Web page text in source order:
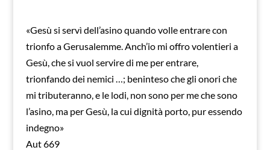
«Gesù si servì dell’asino quando volle entrare con
trionfo a Gerusalemme. Anch’io mi offro volentieri a
Gesù, che si vuol servire di me per entrare,
trionfando dei nemici …; beninteso che gli onori che
mi tributeranno, e le lodi, non sono per me che sono
l’asino, ma per Gesù, la cui dignità porto, pur essendo
indegno»
Aut 669